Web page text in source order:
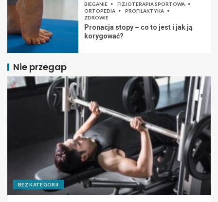
BIEGANIE
FIZJOTERAPIA SPORTOWA
ORTOPEDIA
PROFILAKTYKA
ZDROWIE
Pronacja stopy – co to jest i jak ją
korygować?
Nie przegap
BEZ KATEGORII